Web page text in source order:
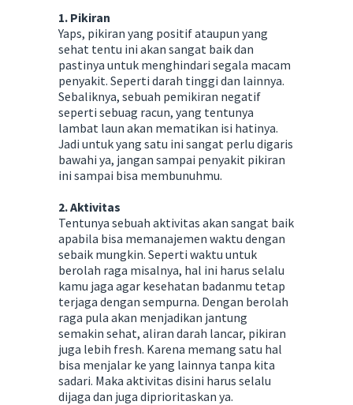
1. Pikiran
Yaps, pikiran yang positif ataupun yang
sehat tentu ini akan sangat baik dan
pastinya untuk menghindari segala macam
penyakit. Seperti darah tinggi dan lainnya.
Sebaliknya, sebuah pemikiran negatif
seperti sebuag racun, yang tentunya
lambat laun akan mematikan isi hatinya.
Jadi untuk yang satu ini sangat perlu digaris
bawahi ya, jangan sampai penyakit pikiran
ini sampai bisa membunuhmu.
2. Aktivitas
Tentunya sebuah aktivitas akan sangat baik
apabila bisa memanajemen waktu dengan
sebaik mungkin. Seperti waktu untuk
berolah raga misalnya, hal ini harus selalu
kamu jaga agar kesehatan badanmu tetap
terjaga dengan sempurna. Dengan berolah
raga pula akan menjadikan jantung
semakin sehat, aliran darah lancar, pikiran
juga lebih fresh. Karena memang satu hal
bisa menjalar ke yang lainnya tanpa kita
sadari. Maka aktivitas disini harus selalu
dijaga dan juga diprioritaskan ya.